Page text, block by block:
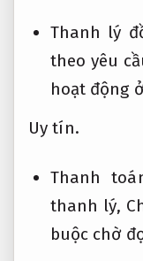
Thanh lý
theo yêu
hoạt động
Uy tín.
Thanh
thanh lý,
buộc chờ